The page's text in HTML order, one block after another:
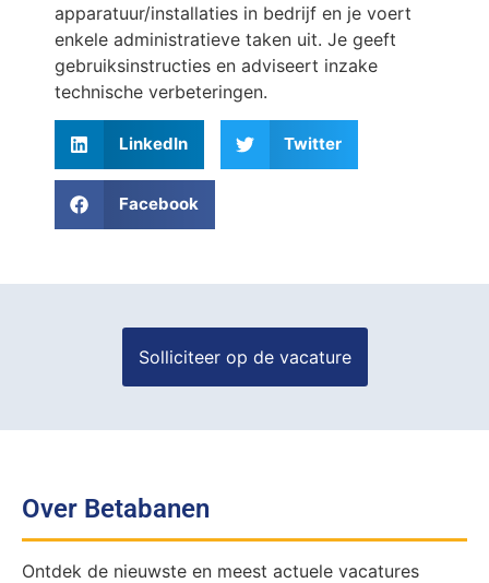
apparatuur/installaties in bedrijf en je voert
enkele administratieve taken uit. Je geeft
gebruiksinstructies en adviseert inzake
technische verbeteringen.
LinkedIn Twitter
Facebook
Over Betabanen
Ontdek de nieuwste en meest actuele vacatures